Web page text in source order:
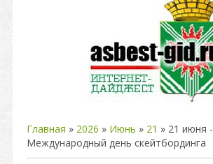
Главная » 2026 » Июнь » 21 » 21 июня -
Международный день скейтбординга